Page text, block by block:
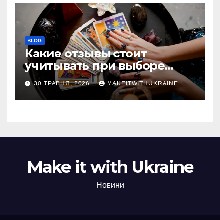
BLOG
Какие отзывы стоит
учитывать при выборе
гадалки в Казахстане?
30 ТРАВНЯ, 2026 MAKEITWITHUKRAINE
Make it with Ukraine
Новини